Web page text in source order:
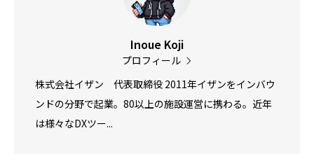
Inoue Koji
プロフィール
株式会社イザン 代表取締役 2011年イザンをインバウ
ンドの分野で起業。80以上の施設運営に携わる。近年
は様々なDXツー...